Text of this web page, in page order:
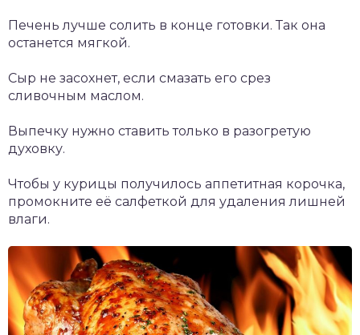
Печень лучше солить в конце готовки. Так она
останется мягкой.
Сыр не засохнет, если смазать его срез
сливочным маслом.
Выпечку нужно ставить только в разогретую
духовку.
Чтобы у курицы получилось аппетитная корочка,
промокните её салфеткой для удаления лишней
влаги.